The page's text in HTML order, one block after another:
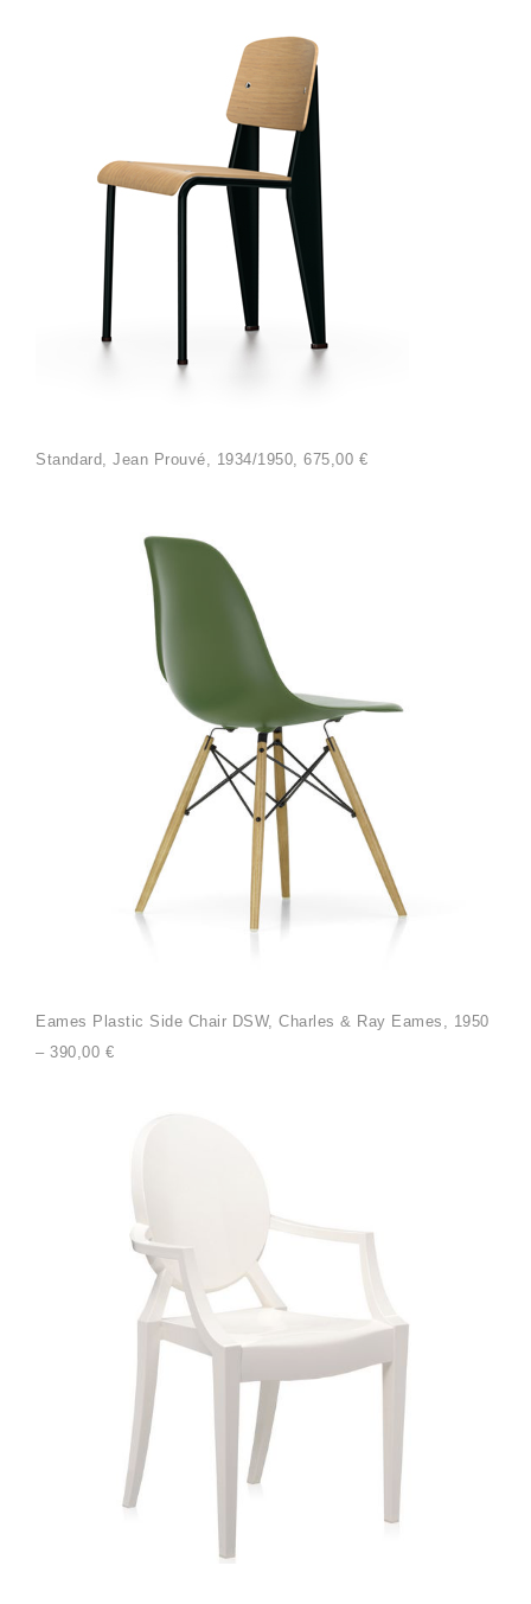
Standard, Jean Prouvé, 1934/1950, 675,00 €
Eames Plastic Side Chair DSW, Charles & Ray Eames, 1950
– 390,00 €